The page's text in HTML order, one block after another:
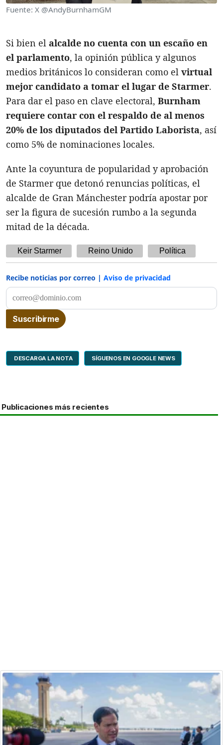
Fuente: X @AndyBurnhamGM
Si bien el alcalde no cuenta con un escaño en
el parlamento, la opinión pública y algunos
medios británicos lo consideran como el virtual
mejor candidato a tomar el lugar de Starmer.
Para dar el paso en clave electoral, Burnham
requiere contar con el respaldo de al menos
20% de los diputados del Partido Laborista, así
como 5% de nominaciones locales.
Ante la coyuntura de popularidad y aprobación
de Starmer que detonó renuncias políticas, el
alcalde de Gran Mánchester podría apostar por
ser la figura de sucesión rumbo a la segunda
mitad de la década.
Keir Starmer Reino Unido Política
Recibe noticias por correo | Aviso de privacidad
DESCARGA LA NOTA SÍGUENOS EN GOOGLE NEWS
Publicaciones más recientes